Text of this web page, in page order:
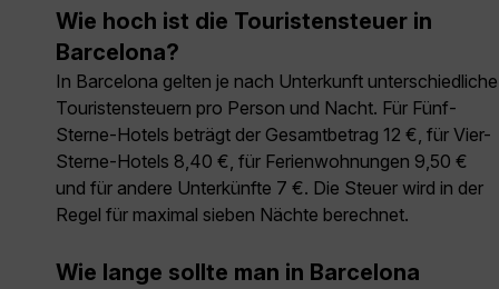
Wie hoch ist die Touristensteuer in
Barcelona?
In Barcelona gelten je nach Unterkunft unterschiedliche
Touristensteuern pro Person und Nacht. Für Fünf-
Sterne-Hotels beträgt der Gesamtbetrag 12 €, für Vier-
Sterne-Hotels 8,40 €, für Ferienwohnungen 9,50 €
und für andere Unterkünfte 7 €. Die Steuer wird in der
Regel für maximal sieben Nächte berechnet.
Wie lange sollte man in Barcelona